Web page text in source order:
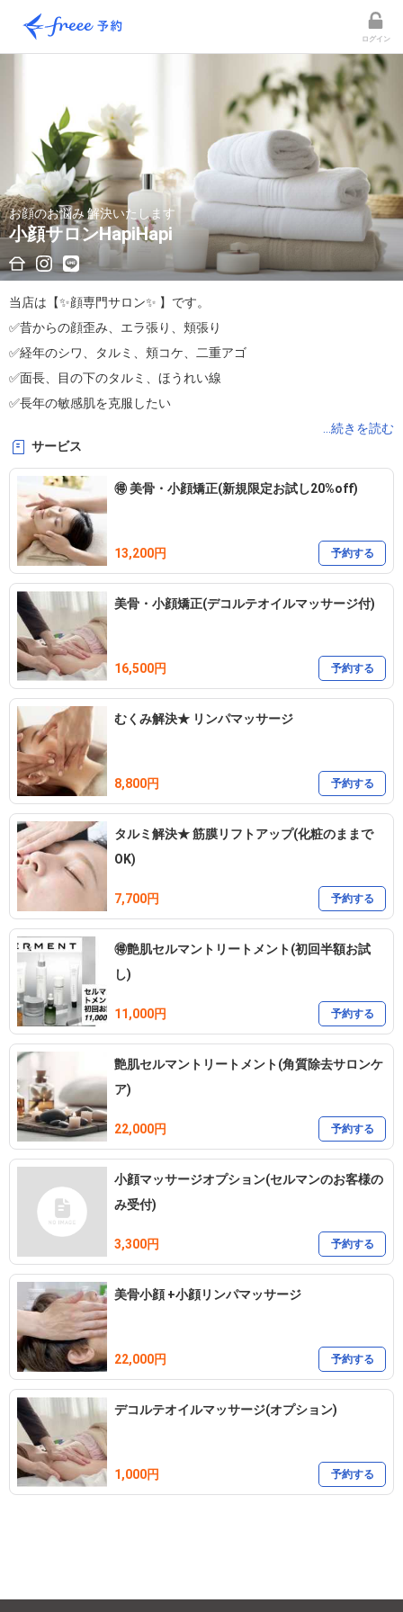
ログイン
お顔のお悩み 解決いたします
小顔サロンHapiHapi
当店は【✨️顔専門サロン✨️ 】です。
✅昔からの顔歪み、エラ張り、頬張り
✅経年のシワ、タルミ、頬コケ、二重アゴ
✅面長、目の下のタルミ、ほうれい線
✅長年の敏感肌を克服したい
などなどで お悩みの方は
是非お越しください。
・昔からだから･･･
・経年で仕方ない･･･と
諦めていた「顔悩み」を
お客様に合った方法で一緒に
解決いたします。
アットホームな雰囲気で、お客様に寄り添ったエステティックサロ
ンです。
駅から徒歩5分以内の好立地に位置し、
清潔で衛生的な環境を提供しております。
女性専用のサロンであり、お客様満足度が非常に高いことが特徴で
す。
※お顔の変化や持続は個人差がございます。
🔻🔻🔻🔻🔻🔻🔻🔻🔻
  初めの3回~5回は
🔺🔺🔺🔺🔺🔺🔺🔺🔺
体験メニューや割引もご用意しており、
お得にご利用いただけます。
【キャンセルポリシー】
※キャンセルは3日前まで可能（その他は日にち変更1回まで）
※当日キャンセルはお日にち変更必須。変更ない場合は5000円の徴
収させて頂きます。
※無断キャンセルは全額(100%)お支払い頂きます。
...続きを読む
サービス
🉐 美骨・小顔矯正(新規限定お試し20%off)
13,200円 予約する
美骨・小顔矯正(デコルテオイルマッサージ付)
16,500円 予約する
むくみ解決★ リンパマッサージ
8,800円 予約する
タルミ解決★ 筋膜リフトアップ(化粧のままで
OK)
7,700円 予約する
🉐艶肌セルマントリートメント(初回半額お試
し)
11,000円 予約する
艶肌セルマントリートメント(角質除去サロンケ
ア)
22,000円 予約する
小顔マッサージオプション(セルマンのお客様の
み受付)
3,300円 予約する
美骨小顔 +小顔リンパマッサージ
22,000円 予約する
デコルテオイルマッサージ(オプション)
1,000円 予約する